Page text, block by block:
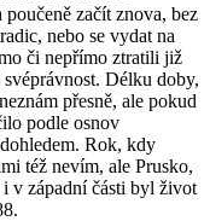
poučeně začít znova, bez
nebo se vydat na
či nepřímo ztratili již
Délku doby,
přesně, ale pokud
podle osnov
Rok, kdy
též nevím, ale Prusko,
i v západní části byl život